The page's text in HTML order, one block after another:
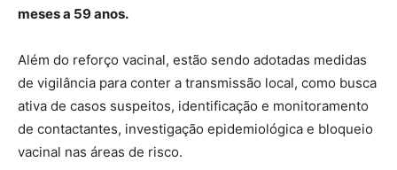
meses a 59 anos.
Além do reforço vacinal, estão sendo adotadas medidas
de vigilância para conter a transmissão local, como busca
ativa de casos suspeitos, identificação e monitoramento
de contactantes, investigação epidemiológica e bloqueio
vacinal nas áreas de risco.